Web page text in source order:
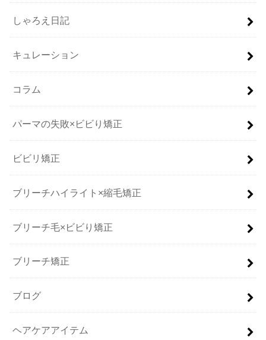
しゃろえ日記
キュレーション
コラム
パーマの失敗×ビビり矯正
ビビリ矯正
ブリーチハイライト×縮毛矯正
ブリーチ毛×ビビり矯正
ブリーチ矯正
ブログ
ヘアケアアイテム